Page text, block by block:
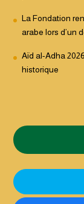
La Fondation
arabe lors d’un
Aïd al-Adha
historique